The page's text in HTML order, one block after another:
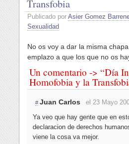
Transfobia
Publicado por Asier Gomez
Sexualidad
No os voy a dar la misma
emplazo a que los que no os
Un comentario -> “Día
Homofobia y la
# Juan Carlos
el 23 Mayo
Ya veo que hay gente que en
declaracion de derechos
viene la cosa va mejor.